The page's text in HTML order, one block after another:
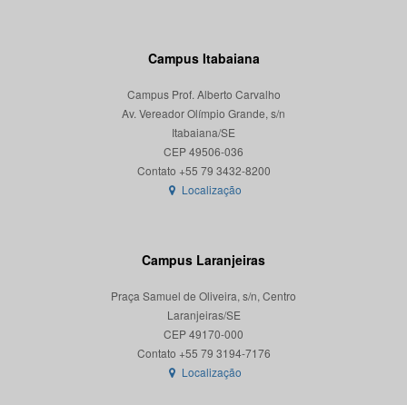
Campus Itabaiana
Campus Prof. Alberto Carvalho
Av. Vereador Olímpio Grande, s/n
Itabaiana/SE
CEP 49506-036
Localização
Campus Laranjeiras
Praça Samuel de Oliveira, s/n, Centro
Laranjeiras/SE
CEP 49170-000
Localização